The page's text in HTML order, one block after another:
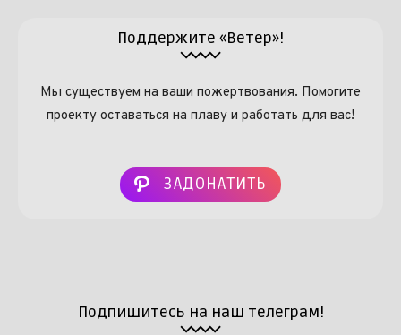
Поддержите «Ветер»!
Мы существуем на ваши пожертвования. Помогите
проекту оставаться на плаву и работать для вас!
ЗАДОНАТИТЬ
Подпишитесь на наш телеграм!